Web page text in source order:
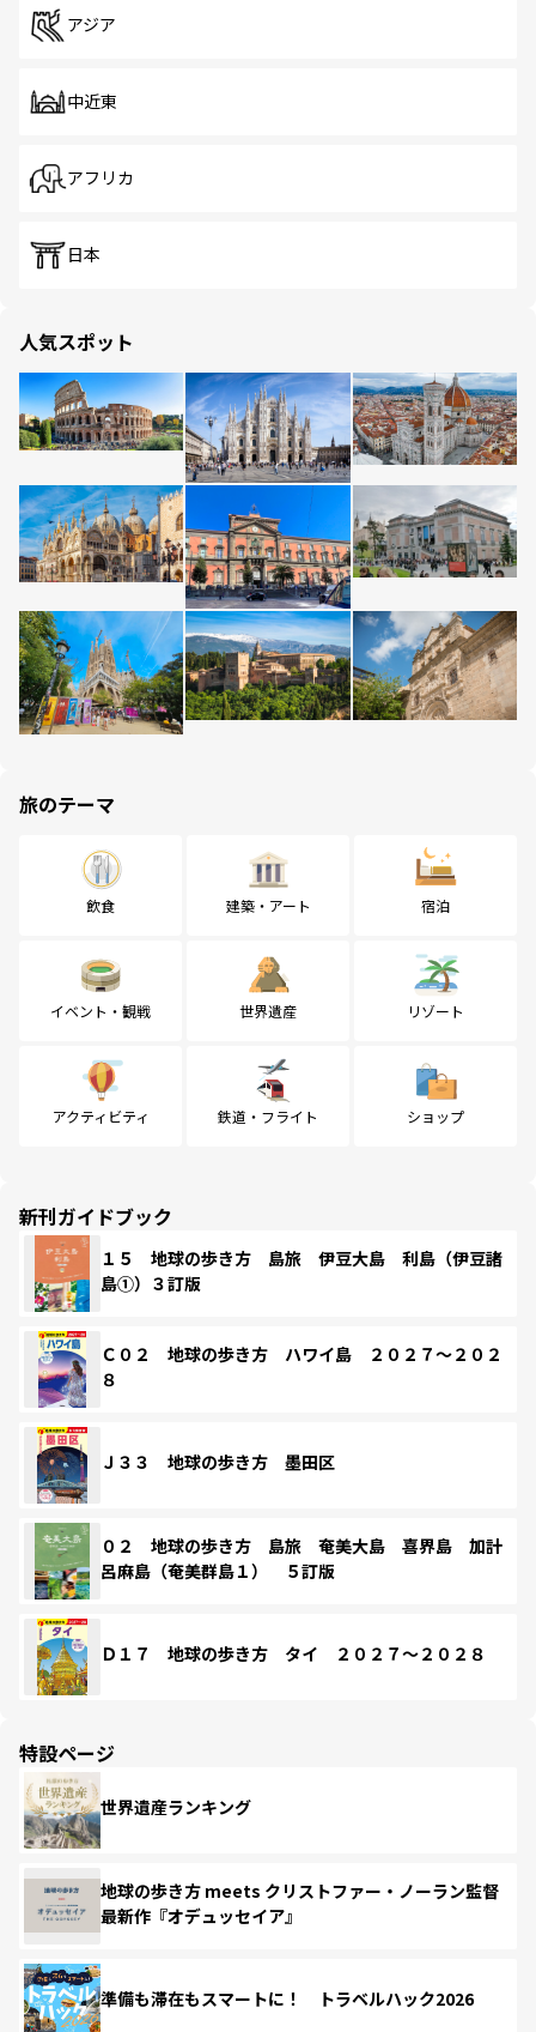
アジア
中近東
アフリカ
日本
人気スポット
旅のテーマ
飲食 建築・アート 宿泊
イベント・観戦 世界遺産 リゾート
アクティビティ 鉄道・フライト ショップ
新刊ガイドブック
１５ 地球の歩き方 島旅 伊豆大島 利島（伊豆諸
島①）３訂版
Ｃ０２ 地球の歩き方 ハワイ島 ２０２７～２０２
８
Ｊ３３ 地球の歩き方 墨田区
０２ 地球の歩き方 島旅 奄美大島 喜界島 加計
呂麻島（奄美群島１） ５訂版
Ｄ１７ 地球の歩き方 タイ ２０２７～２０２８
特設ページ
世界遺産ランキング
地球の歩き方 meets クリストファー・ノーラン監督
最新作『オデュッセイア』
準備も滞在もスマートに！ トラベルハック2026